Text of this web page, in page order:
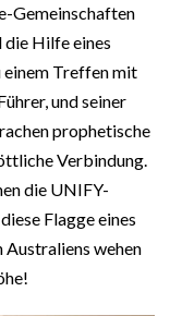
Gemeinschaften
die Hilfe eines
Treffen mit
und seiner
prophetische
Verbindung.
die UNIFY-
Flagge eines
wehen